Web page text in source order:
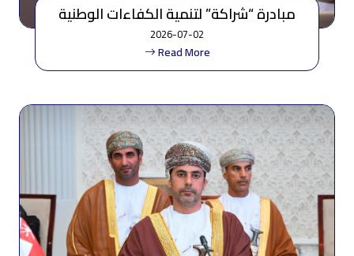
مبادرة “شراكة” لتنمية الكفاءات الوطنية
وتعزيز تبادل الخبرات بمحافظة ظفار
2026-07-02
Read More